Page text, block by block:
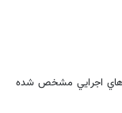
اجرايي مشخص شده